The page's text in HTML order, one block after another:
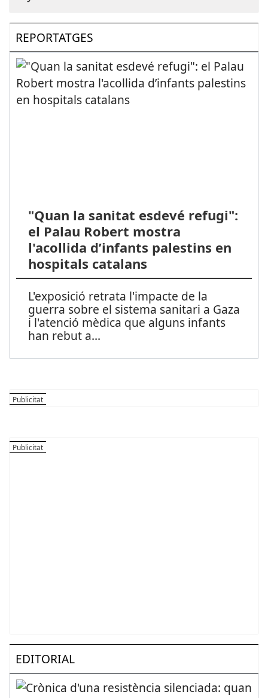
REPORTATGES
"Quan la sanitat esdevé refugi":
el Palau Robert mostra
l'acollida d’infants palestins en
hospitals catalans
L'exposició retrata l'impacte de la
guerra sobre el sistema sanitari a Gaza
i l'atenció mèdica que alguns infants
han rebut a...
EDITORIAL